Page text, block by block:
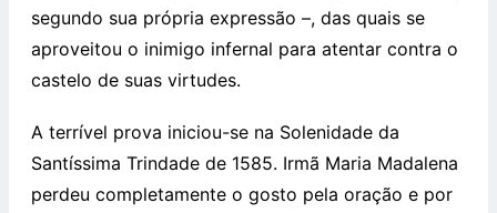
segundo sua própria expressão –, das quais se
aproveitou o inimigo infernal para atentar contra o
castelo de suas virtudes.
A terrível prova iniciou-se na Solenidade da
Santíssima Trindade de 1585. Irmã Maria Madalena
perdeu completamente o gosto pela oração e por